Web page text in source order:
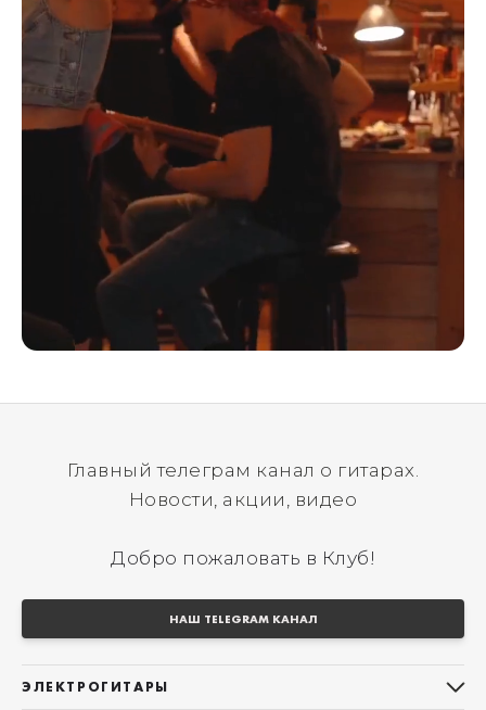
Главный телеграм канал о гитарах.
Новости, акции, видео
Добро пожаловать в Клуб!
НАШ TELEGRAM КАНАЛ
ЭЛЕКТРОГИТАРЫ